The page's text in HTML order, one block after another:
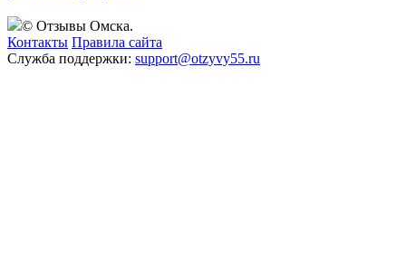
© Отзывы Омска.
Контакты Правила сайта
Служба поддержки: support@otzyvy55.ru